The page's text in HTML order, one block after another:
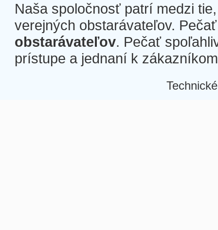
Naša spoločnosť patrí medzi
verejných obstarávateľov.
obstarávateľov. Pečať
prístupe a jednaní k